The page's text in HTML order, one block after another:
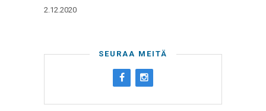
2.12.2020
SEURAA MEITÄ